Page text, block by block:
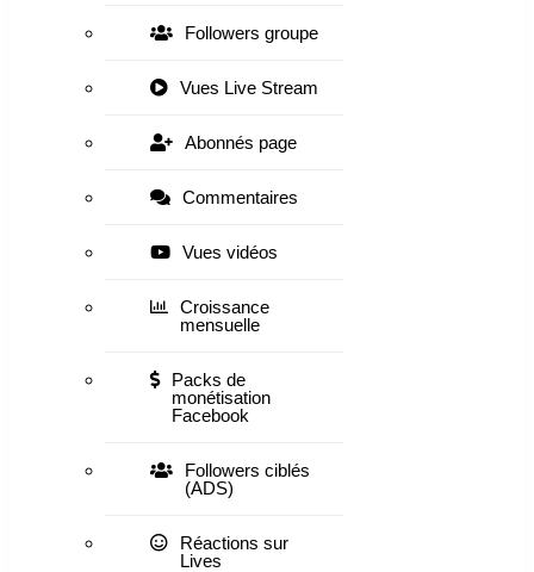
Followers groupe
Vues Live Stream
Abonnés page
Commentaires
Vues vidéos
Croissance
mensuelle
Packs de
monétisation
Facebook
Followers ciblés
(ADS)
Réactions sur
Lives